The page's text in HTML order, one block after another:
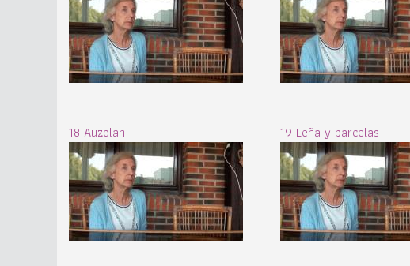
18 Auzolan 19 Leña y parcelas